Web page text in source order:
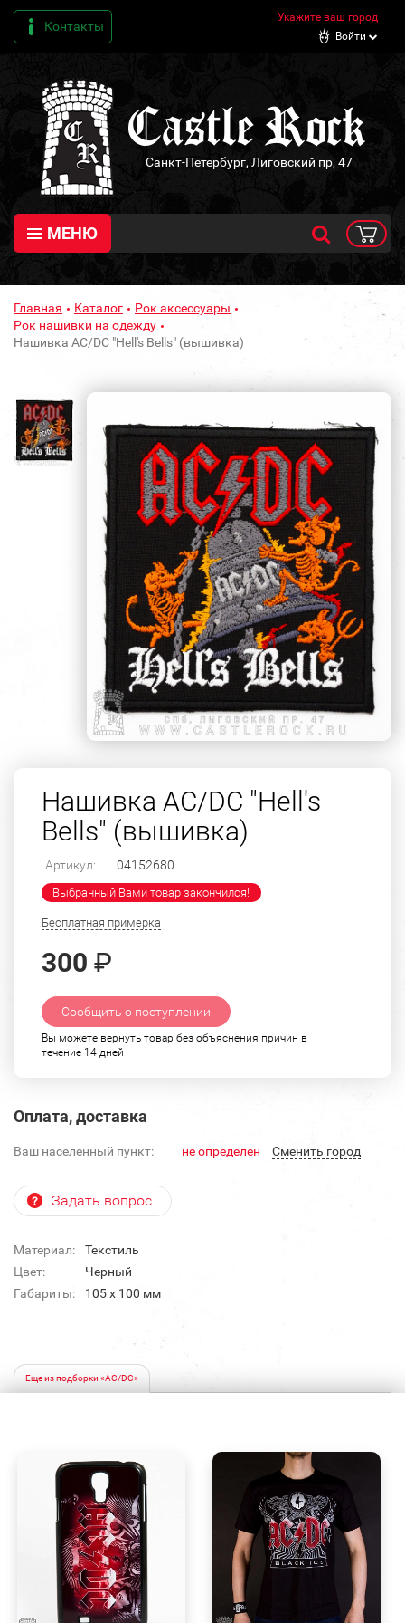
Контакты
Укажите ваш город
Войти
Санкт-Петербург, Лиговский пр, 47
МЕНЮ
Главная Каталог
Рок аксессуары
Рок нашивки на одежду
Нашивка AC/DC "Hell's Bells" (вышивка)
Нашивка AC/DC "Hell's
Bells" (вышивка)
Артикул: 04152680
Выбранный Вами товар закончился!
Бесплатная примерка
300 ₽
Сообщить о поступлении
Вы можете вернуть товар без объяснения причин в
течение 14 дней
Оплата, доставка
Ваш населенный пункт: не определен Cменить город
Задать вопрос
Материал:
Текстиль
Цвет:
Черный
Габариты:
105 x 100 мм
Еще из подборки «AC/DC»